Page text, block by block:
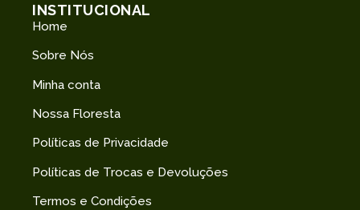
INSTITUCIONAL
Home
Sobre Nós
Minha conta
Nossa Floresta
Políticas de Privacidade
Políticas de Trocas e Devoluções
Termos e Condições